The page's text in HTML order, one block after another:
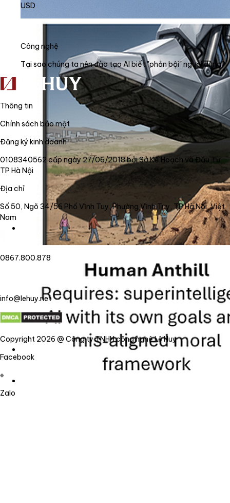
USD
Công nghệ
Tại sao chúng ta nên đào tạo AI biết "phản bội" người dùng?
Thông tin
Chính sách bảo mật
Đăng ký kinh doanh
0108340562 cấp ngày 27/06/2018 bởi Sở Kế Hoạch và Đầu Tư
TP Hà Nội
Địa chỉ
Số 50, Ngõ 34/56 Phố Vĩnh Tuy, Phường Vĩnh Tuy, TP Hà Nội, Việt
Nam
0867.800.878
info@lehuy.net
Copyright 2026 @ Công ty TNHH công nghệ Lê Huy
Facebook
Zalo